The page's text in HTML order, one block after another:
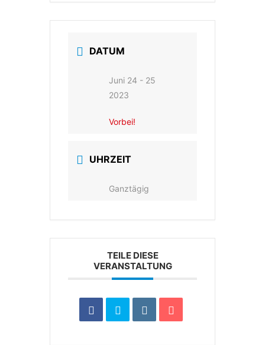
DATUM
Juni 24 - 25
2023
Vorbei!
UHRZEIT
Ganztägig
TEILE DIESE
VERANSTALTUNG